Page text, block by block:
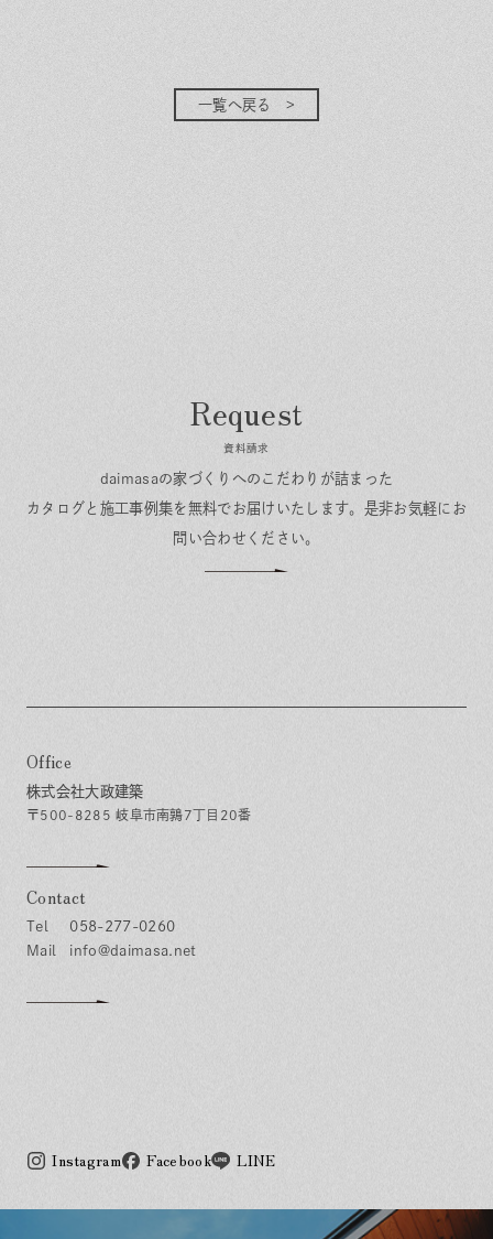
一覧へ戻る
資料請求
daimasaの家づくりへのこだわりが詰まった
カタログと施工事例集を無料でお届けいたします。 是非お気軽にお
問い合わせください。
Office
株式会社大政建築
〒500-8285 岐阜市南鶉7丁目20番
Contact
058-277-0260
info@daimasa.net
Instagram Facebook LINE